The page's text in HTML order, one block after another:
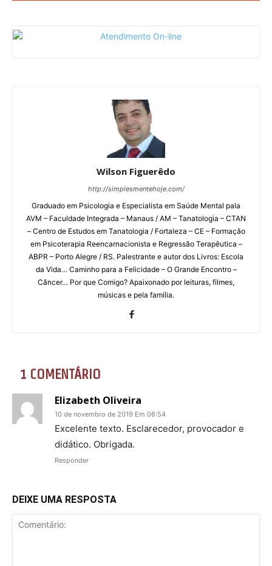
Wilson Figuerêdo
http://simplesmentehoje.com/
Graduado em Psicologia e Especialista em Saúde Mental pala
AVM – Faculdade Integrada – Manaus / AM – Tanatologia – CTAN
– Centro de Estudos em Tanatologia / Fortaleza – CE – Formação
em Psicoterapia Reencarnacionista e Regressão Terapêutica –
ABPR – Porto Alegre / RS. Palestrante e autor dos Livros: Escola
da Vida… Caminho para a Felicidade – O Grande Encontro –
Câncer… Por que Comigo? Apaixonado por leituras, filmes,
músicas e pela família.
1 COMENTÁRIO
Elizabeth Oliveira
10 de novembro de 2019 Em 06:54
Excelente texto. Esclarecedor, provocador e
didático. Obrigada.
Responder
DEIXE UMA RESPOSTA